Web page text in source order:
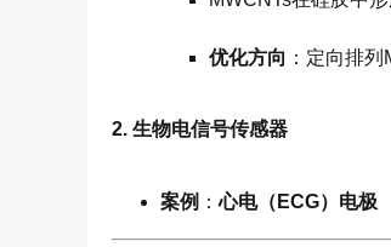
优化方向 ：定向排
2. 生物电信号传感器
案例 ：心电（ECG）电极